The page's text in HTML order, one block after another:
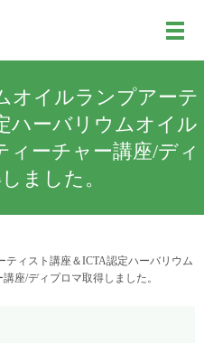
メ
オイルランプアーテ
ハーバリウムオイル
ーチャー講座/ディ
ました。
ィスト講座＆ICTA認定ハーバリウム
座/ディプロマ取得しました。